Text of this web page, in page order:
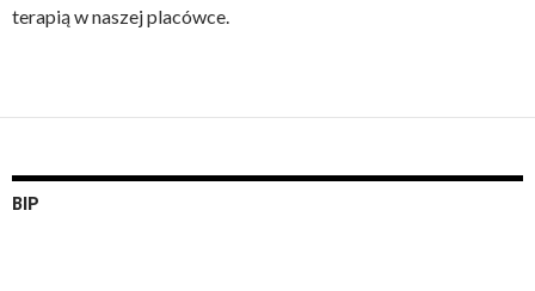
terapią w naszej placówce.
BIP